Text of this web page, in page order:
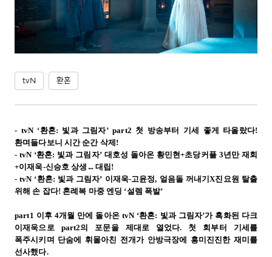
tvN 환혼
- tvN ‘환혼: 빛과 그림자’ part2 첫 방송부터 기세 좋게 타올랐다!
환며들다보니 시간 순간 삭제!
- tvN ‘환혼: 빛과 그림자’ 대호성 돌아온 황민현+초당커플 3년만 재회
+이재욱-신승호 상생↔대립!
- tvN ‘환혼: 빛과 그림자’ 이재욱-고윤정, 얼음돌 꺼내기X진요원 탈출
위해 손 잡다! 혼례복 마중 엔딩 ‘설렘 폭발’
part1 이후 4개월 만에 돌아온 tvN ‘환혼: 빛과 그림자’가 흑화된 다크
이재욱으로 part2의 포문을 제대로 열었다. 첫 회부터 기세를
폭주시키며 단숨에 휘몰아친 전개가 안방극장에 흥미진진한 재미를
선사했다.